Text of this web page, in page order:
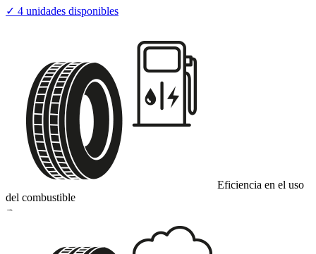
✓ 4 unidades disponibles
Eficiencia en el uso
del combustible
B